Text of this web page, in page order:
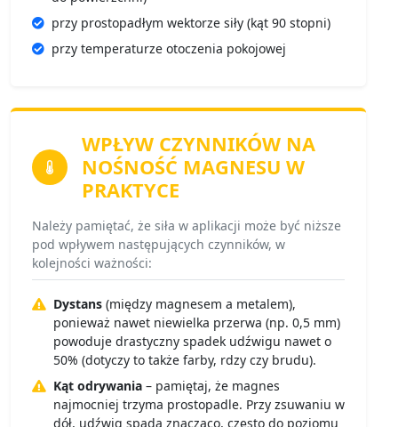
przy prostopadłym wektorze siły (kąt 90 stopni)
przy temperaturze otoczenia pokojowej
WPŁYW CZYNNIKÓW NA
NOŚNOŚĆ MAGNESU W
PRAKTYCE
Należy pamiętać, że siła w aplikacji może być niższe
pod wpływem następujących czynników, w
kolejności ważności:
Dystans (między magnesem a metalem),
ponieważ nawet niewielka przerwa (np. 0,5 mm)
powoduje drastyczny spadek udźwigu nawet o
50% (dotyczy to także farby, rdzy czy brudu).
Kąt odrywania – pamiętaj, że magnes
najmocniej trzyma prostopadle. Przy zsuwaniu w
dół, udźwig spada znacząco, często do poziomu